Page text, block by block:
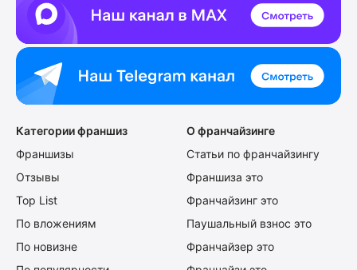
Категории франшиз
Франшизы
Отзывы
Top List
По вложениям
По новизне
О франчайзинге
Статьи по франчайзингу
Франшиза это
Франчайзинг это
Паушальный взнос это
Франчайзер это